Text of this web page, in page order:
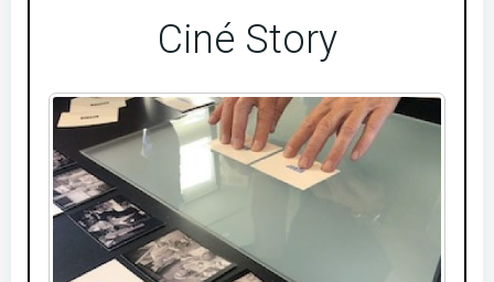
Ciné Story